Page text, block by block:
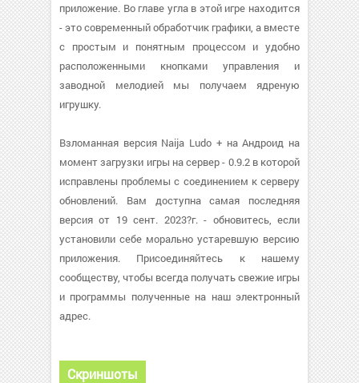
приложение. Во главе угла в этой игре находится
- это современный обработчик графики, а вместе
с простым и понятным процессом и удобно
расположенными кнопками управления и
заводной мелодией мы получаем ядреную
игрушку.
Взломанная версия Naija Ludo + на Андроид на
момент загрузки игры на сервер - 0.9.2 в которой
исправлены проблемы с соединением к серверу
обновлений. Вам доступна самая последняя
версия от 19 сент. 2023?г. - обновитесь, если
установили себе морально устаревшую версию
приложения. Присоединяйтесь к нашему
сообществу, чтобы всегда получать свежие игры
и программы полученные на наш электронный
адрес.
Скриншоты